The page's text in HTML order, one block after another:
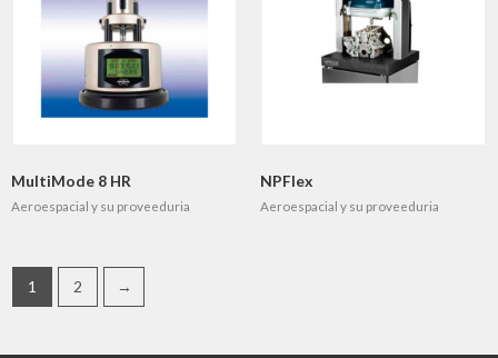
MultiMode 8 HR
Aeroespacial y su proveeduria
NPFlex
Aeroespacial y su proveeduria
1 2 →